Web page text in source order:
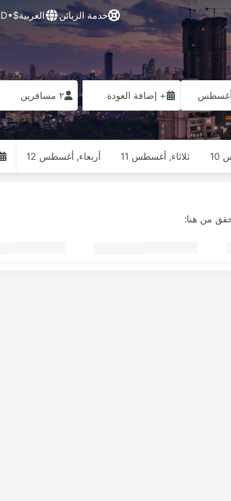
خدمة الزبائن العربية$•USD
+ إضافة العودة ٢ مسافرين
ثلاثاء, أغسطس 11 أربعاء, أغسطس 12
من هنا: